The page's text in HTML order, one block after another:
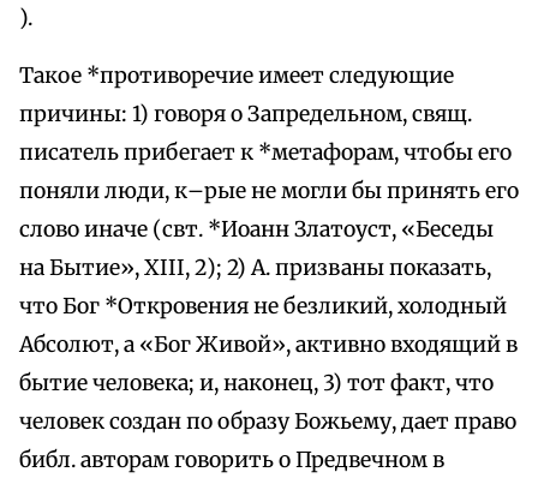
).
Такое *противоречие имеет следующие
причины: 1) говоря о Запредельном, свящ.
писатель прибегает к *метафорам, чтобы его
поняли люди, к–рые не могли бы принять его
слово иначе (свт. *Иоанн Златоуст, «Беседы
на Бытие», XIII, 2); 2) А. призваны показать,
что Бог *Откровения не безликий, холодный
Абсолют, а «Бог Живой», активно входящий в
бытие человека; и, наконец, 3) тот факт, что
человек создан по образу Божьему, дает право
библ. авторам говорить о Предвечном в